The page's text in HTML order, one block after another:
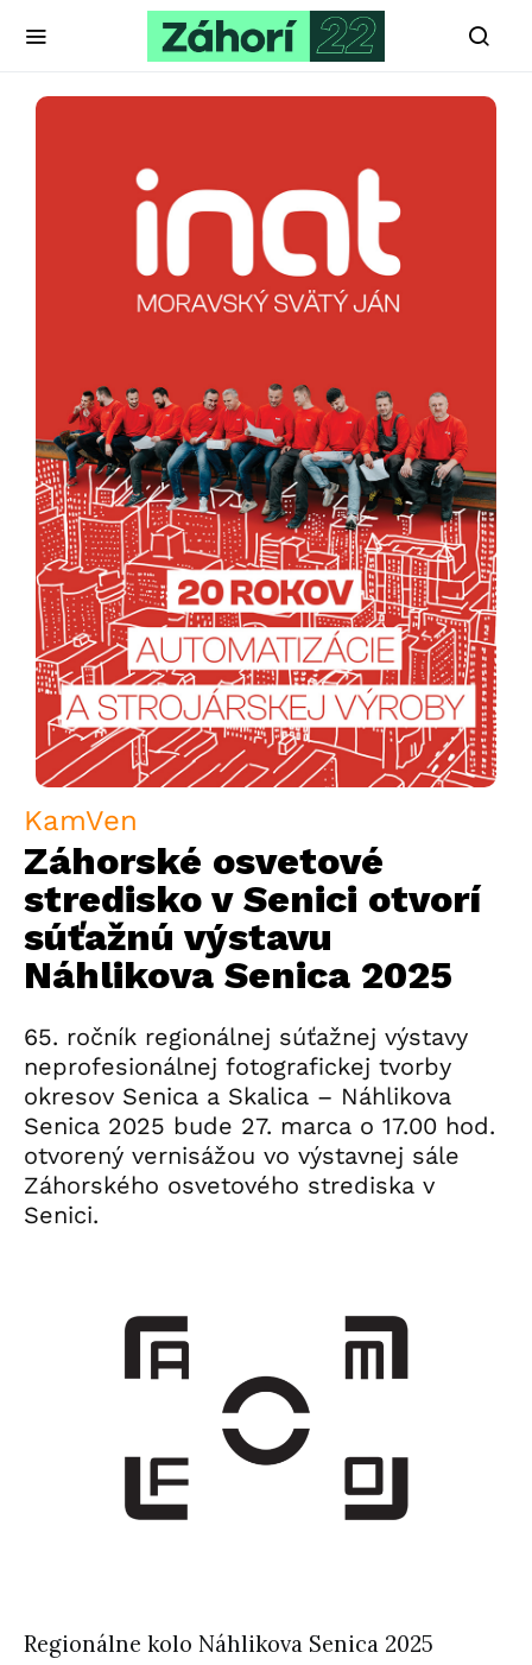
KamVen
Záhorské osvetové
stredisko v Senici otvorí
súťažnú výstavu
Náhlikova Senica 2025
65. ročník regionálnej súťažnej výstavy
neprofesionálnej fotografickej tvorby
okresov Senica a Skalica – Náhlikova
Senica 2025 bude 27. marca o 17.00 hod.
otvorený vernisážou vo výstavnej sále
Záhorského osvetového strediska v
Senici.
Regionálne kolo Náhlikova Senica 2025